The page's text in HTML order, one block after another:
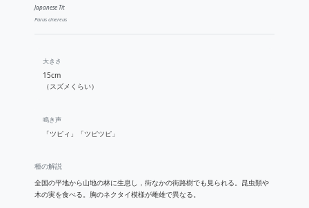
Japanese Tit
Parus cinereus
大きさ
15cm
（スズメくらい）
鳴き声
「ツピィ」「ツピツピ」
種の解説
全国の平地から山地の林に生息し，街なかの街路樹でも見られる。昆虫類や
木の実を食べる。胸のネクタイ模様が雌雄で異なる。